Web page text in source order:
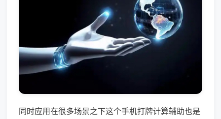
同时应用在很多场景之下这个手机打牌计算辅助也是